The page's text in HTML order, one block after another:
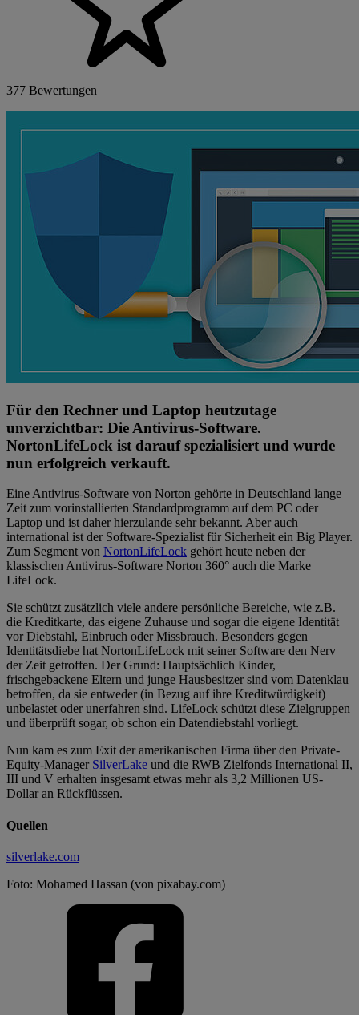
377 Bewertungen
Für den Rechner und Laptop heutzutage
unverzichtbar: Die Antivirus-Software.
NortonLifeLock ist darauf spezialisiert und wurde
nun erfolgreich verkauft.
Eine Antivirus-Software von Norton gehörte in Deutschland lange
Zeit zum vorinstallierten Standardprogramm auf dem PC oder
Laptop und ist daher hierzulande sehr bekannt. Aber auch
international ist der Software-Spezialist für Sicherheit ein Big Player.
Zum Segment von NortonLifeLock gehört heute neben der
klassischen Antivirus-Software Norton 360° auch die Marke
LifeLock.
Sie schützt zusätzlich viele andere persönliche Bereiche, wie z.B.
die Kreditkarte, das eigene Zuhause und sogar die eigene Identität
vor Diebstahl, Einbruch oder Missbrauch. Besonders gegen
Identitätsdiebe hat NortonLifeLock mit seiner Software den Nerv
der Zeit getroffen. Der Grund: Hauptsächlich Kinder,
frischgebackene Eltern und junge Hausbesitzer sind vom Datenklau
betroffen, da sie entweder (in Bezug auf ihre Kreditwürdigkeit)
unbelastet oder unerfahren sind. LifeLock schützt diese Zielgruppen
und überprüft sogar, ob schon ein Datendiebstahl vorliegt.
Nun kam es zum Exit der amerikanischen Firma über den Private-
Equity-Manager SilverLake und die RWB Zielfonds International II,
III und V erhalten insgesamt etwas mehr als 3,2 Millionen US-
Dollar an Rückflüssen.
Quellen
silverlake.com
Foto: Mohamed Hassan (von pixabay.com)